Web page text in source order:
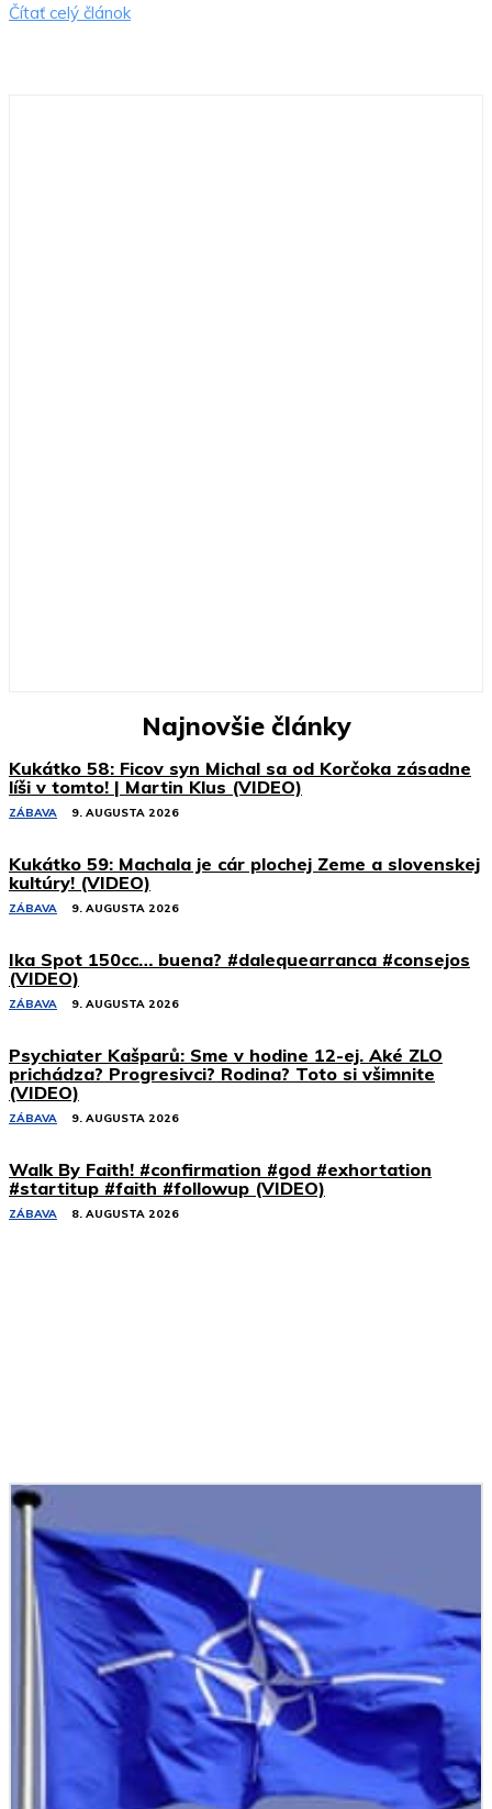
Čítať celý článok
Najnovšie články
Kukátko 58: Ficov syn Michal sa od Korčoka zásadne
líši v tomto! | Martin Klus (VIDEO)
ZÁBAVA 9. AUGUSTA 2026
Kukátko 59: Machala je cár plochej Zeme a slovenskej
kultúry! (VIDEO)
ZÁBAVA 9. AUGUSTA 2026
Ika Spot 150cc… buena? #dalequearranca #consejos
(VIDEO)
ZÁBAVA 9. AUGUSTA 2026
Psychiater Kašparů: Sme v hodine 12-ej. Aké ZLO
prichádza? Progresivci? Rodina? Toto si všimnite
(VIDEO)
ZÁBAVA 9. AUGUSTA 2026
Walk By Faith! #confirmation #god #exhortation
#startitup #faith #followup (VIDEO)
ZÁBAVA 8. AUGUSTA 2026